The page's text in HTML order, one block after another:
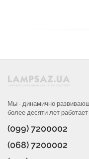
Мы - динамично
более десяти лет
(099) 7200002
(068) 7200002